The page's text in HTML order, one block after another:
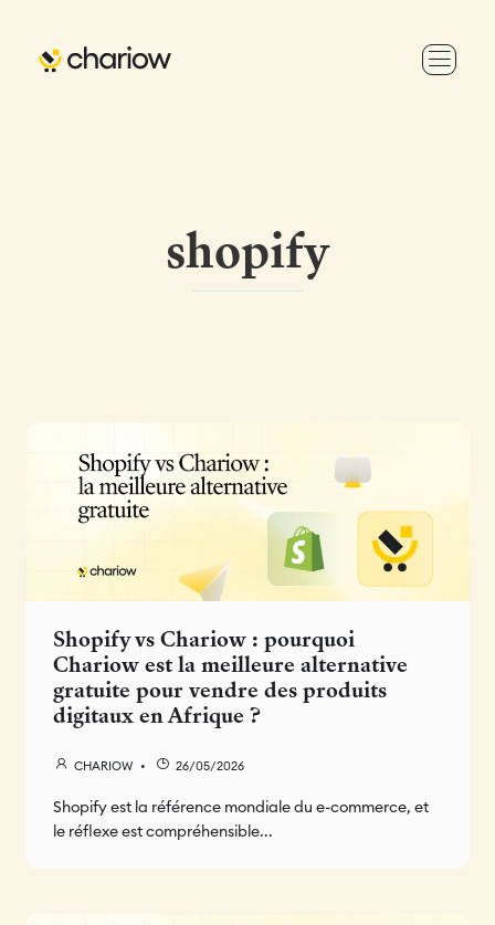
shopify
Shopify vs Chariow : pourquoi
Chariow est la meilleure alternative
gratuite pour vendre des produits
digitaux en Afrique ?
CHARIOW 26/05/2026
Shopify est la référence mondiale du e-commerce, et
le réflexe est compréhensible...